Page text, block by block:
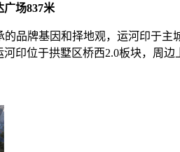
广场837米
的品牌基因和择地观，运河印于
印位于拱墅区桥西2.0板块，周边